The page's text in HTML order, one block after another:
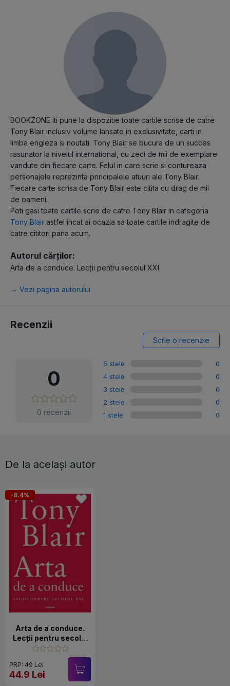
BOOKZONE iti pune la dispozitie toate cartile scrise de catre
Tony Blair inclusiv volume lansate in exclusivitate, carti in
limba engleza si noutati. Tony Blair se bucura de un succes
rasunator la nivelul international, cu zeci de mii de exemplare
vandute din fiecare carte. Felul in care scrie si contureaza
personajele reprezinta principalele atuuri ale Tony Blair.
Fiecare carte scrisa de Tony Blair este citita cu drag de mii
de oameni.
Poti gasi toate cartile scrie de catre Tony Blair in categoria
Tony Blair astfel incat ai ocazia sa toate cartile indragite de
catre cititori pana acum.
Autorul cărților:
Arta de a conduce. Lecții pentru secolul XXI
→ Vezi pagina autorului
Recenzii
Scrie o recenzie
0
0 recenzii
5 stele
0
4 stele
0
3 stele
0
2 stele
0
1 stele
0
De la același autor
-8.4%
Arta de a conduce.
Lecții pentru secolul
XXI
PRP: 49 Lei
44.9 Lei